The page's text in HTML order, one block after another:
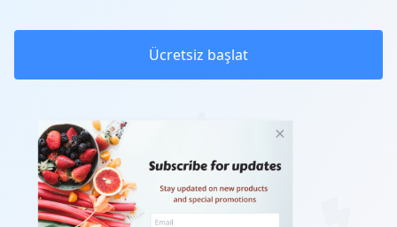
Ücretsiz başlat